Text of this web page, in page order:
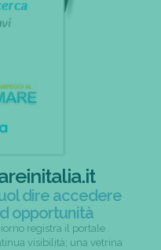
dire accedere
opportunità
registra il portale
visibilità; una vetrina